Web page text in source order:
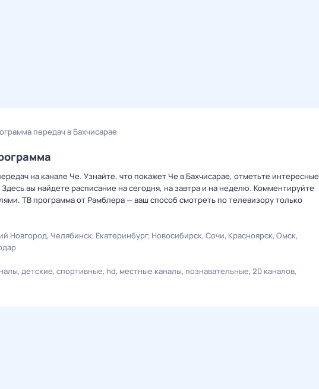
передач в Бахчисарае
на канале Че. Узнайте, что покажет Че в Бахчисарае, отметьте интересные
вы найдете расписание на сегодня, на завтра и на неделю. Комментируйте
ТВ программа от Рамблера — ваш способ смотреть по телевизору только
Новгород Челябинск Екатеринбург Новосибирск Сочи Красноярск Омск
детские спортивные hd местные каналы познавательные 20 каналов